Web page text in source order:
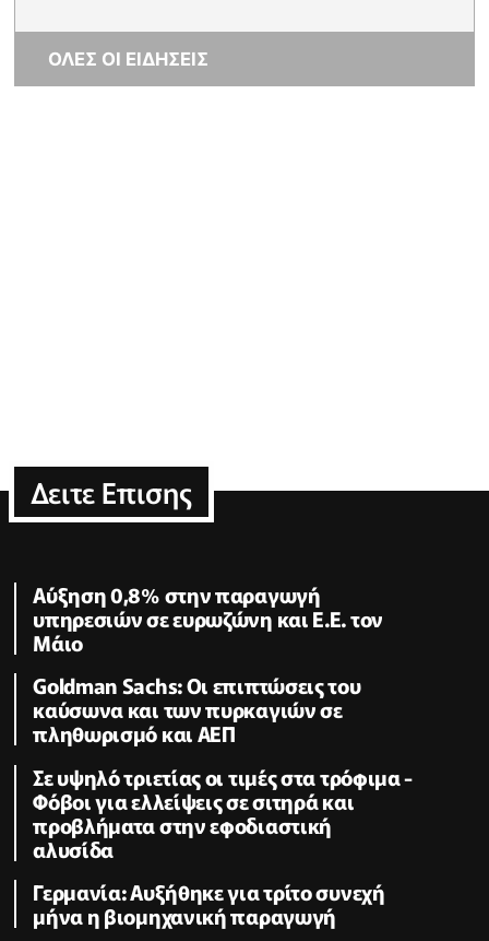
ΟΛΕΣ ΟΙ ΕΙΔΗΣΕΙΣ
Δειτε Επισης
Αύξηση 0,8% στην παραγωγή
υπηρεσιών σε ευρωζώνη και Ε.Ε. τον
Μάιο
Goldman Sachs: Οι επιπτώσεις του
καύσωνα και των πυρκαγιών σε
πληθωρισμό και ΑΕΠ
Σε υψηλό τριετίας οι τιμές στα τρόφιμα -
Φόβοι για ελλείψεις σε σιτηρά και
προβλήματα στην εφοδιαστική
αλυσίδα
Γερμανία: Αυξήθηκε για τρίτο συνεχή
μήνα η βιομηχανική παραγωγή